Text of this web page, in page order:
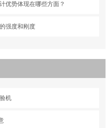
优势体现在哪些方面？
强度和刚度
机